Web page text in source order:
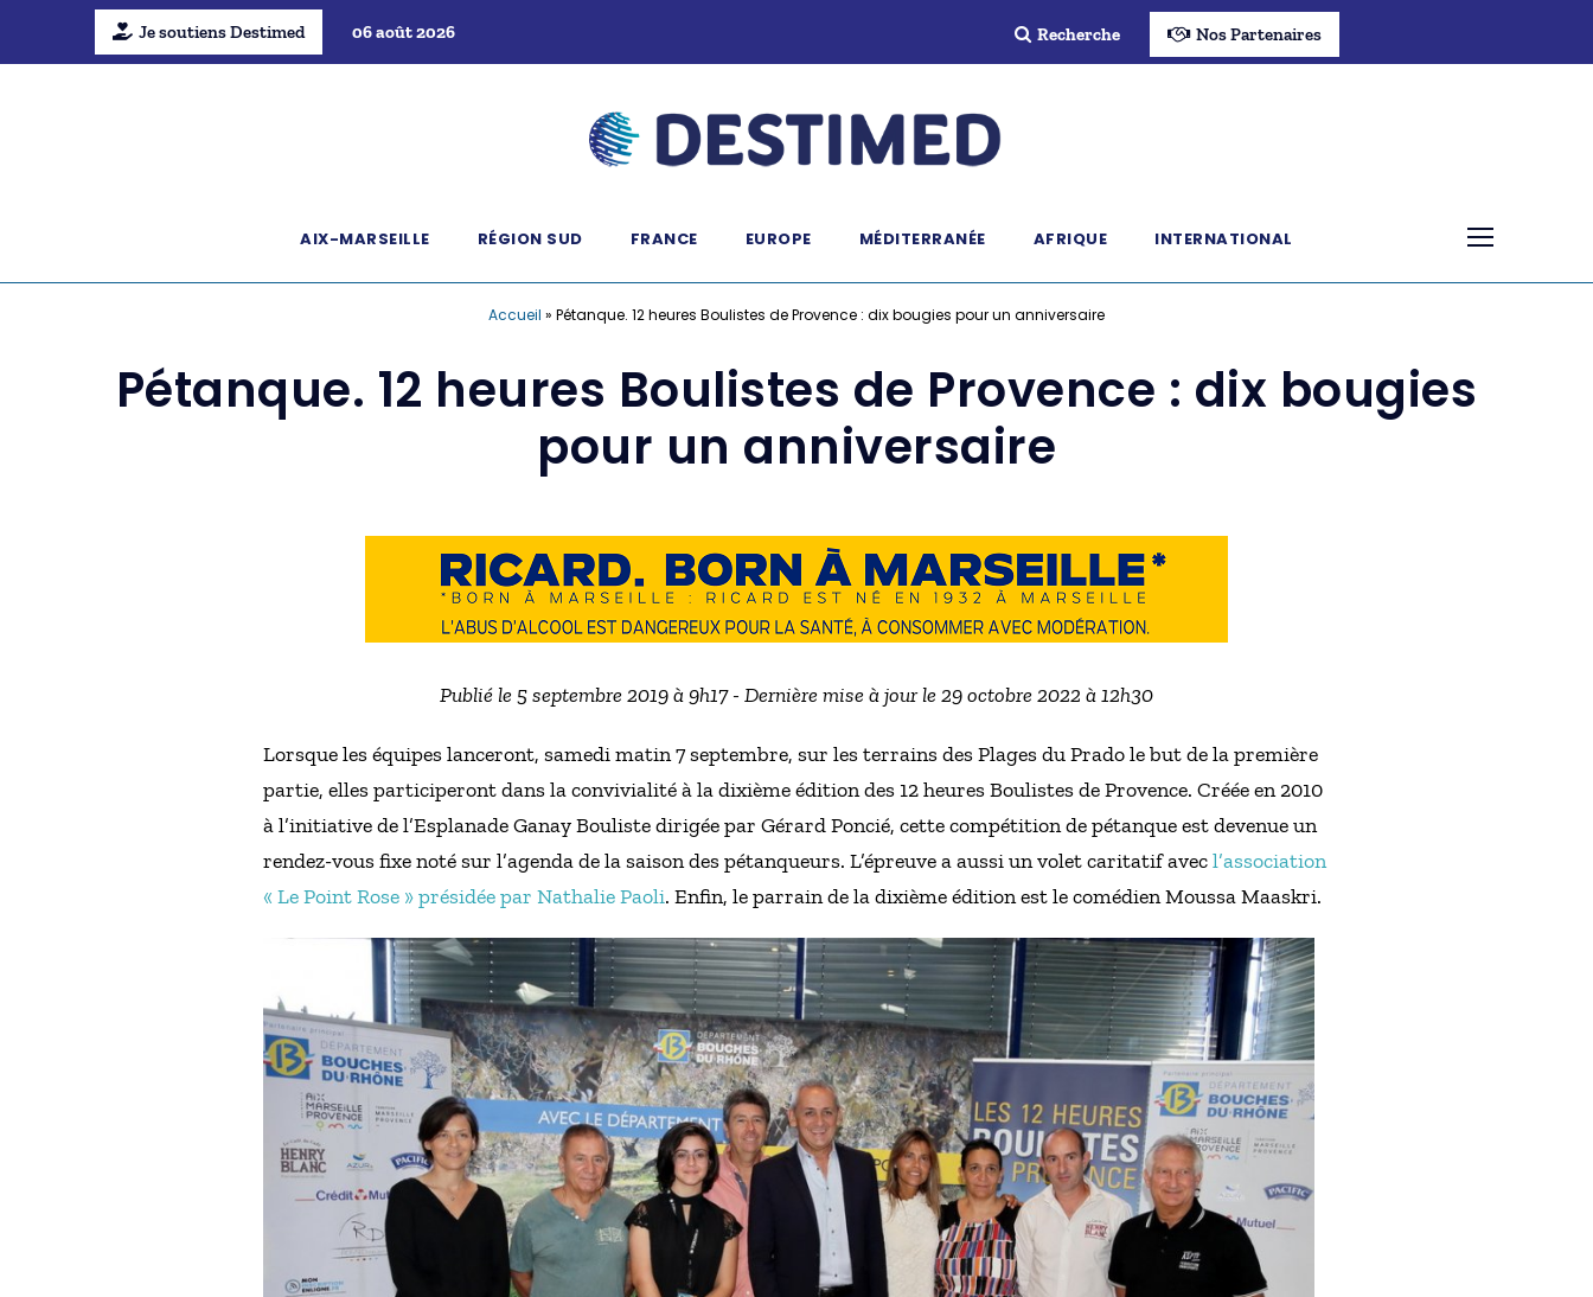
Je soutiens Destimed 06 août 2026 Recherche Nos Partenaires
AIX-MARSEILLE RÉGION SUD FRANCE EUROPE MÉDITERRANÉE AFRIQUE INTERNATIONAL
Accueil » Pétanque. 12 heures Boulistes de Provence : dix bougies pour un anniversaire
Pétanque. 12 heures Boulistes de Provence : dix bougies
pour un anniversaire
Publié le 5 septembre 2019 à 9h17 - Dernière mise à jour le 29 octobre 2022 à 12h30
Lorsque les équipes lanceront, samedi matin 7 septembre, sur les terrains des Plages du Prado le but de la première
partie, elles participeront dans la convivialité à la dixième édition des 12 heures Boulistes de Provence. Créée en 2010
à l’initiative de l’Esplanade Ganay Bouliste dirigée par Gérard Poncié, cette compétition de pétanque est devenue un
rendez-vous fixe noté sur l’agenda de la saison des pétanqueurs. L’épreuve a aussi un volet caritatif avecl’association
« Le Point Rose » présidée par Nathalie Paoli. Enfin, le parrain de la dixième édition est le comédien Moussa Maaskri.